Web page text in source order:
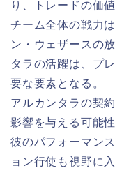
り、トレードの価
チーム全体の戦力
ン・ウェザースの
タラの活躍は、プ
要な要素となる。
アルカンタラの契
影響を与える可能性
彼のパフォーマン
ョン行使も視野に